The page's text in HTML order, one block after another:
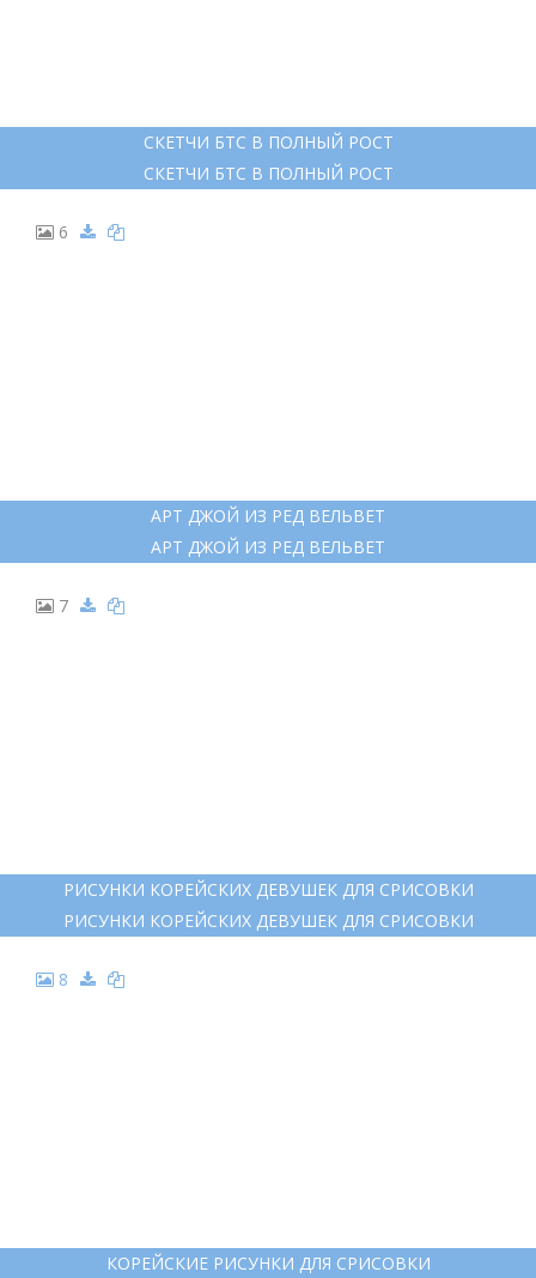
СКЕТЧИ БТС В ПОЛНЫЙ РОСТ
СКЕТЧИ БТС В ПОЛНЫЙ РОСТ
6
АРТ ДЖОЙ ИЗ РЕД ВЕЛЬВЕТ
АРТ ДЖОЙ ИЗ РЕД ВЕЛЬВЕТ
7
РИСУНКИ КОРЕЙСКИХ ДЕВУШЕК ДЛЯ СРИСОВКИ
РИСУНКИ КОРЕЙСКИХ ДЕВУШЕК ДЛЯ СРИСОВКИ
8
КОРЕЙСКИЕ РИСУНКИ ДЛЯ СРИСОВКИ